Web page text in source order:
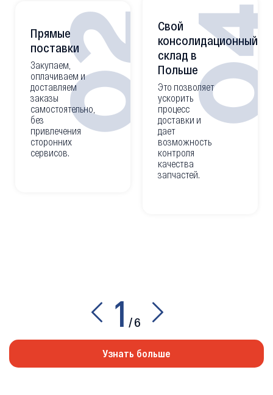
02
Прямые
поставки
Закупаем,
оплачиваем и
доставляем
заказы
самостоятельно,
без
привлечения
сторонних
сервисов.
Свой
консолидационный
склад в
Польше
Это позволяет
ускорить
процесс
доставки и
дает
возможность
контроля
качества
запчастей.
1 /6
Узнать больше